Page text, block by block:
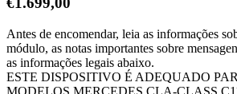
Antes de encomendar, leia as informações
módulo, as notas importantes sobre
as informações legais abaixo.
ESTE DISPOSITIVO É ADEQUADO
MODELOS MERCEDES CLA-CLASS